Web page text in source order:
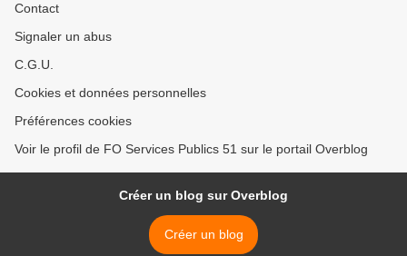
Contact
Signaler un abus
C.G.U.
Cookies et données personnelles
Préférences cookies
Voir le profil de FO Services Publics 51 sur le portail Overblog
Créer un blog sur Overblog
Créer un blog